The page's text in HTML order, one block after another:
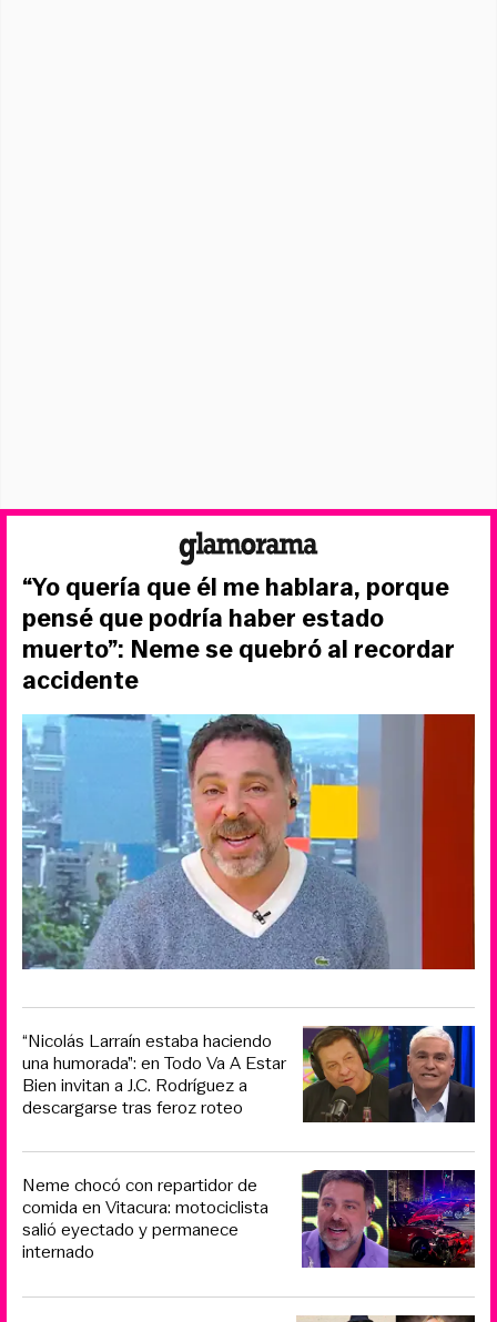
“Yo quería que él me hablara, porque
pensé que podría haber estado
muerto”: Neme se quebró al recordar
accidente
“Nicolás Larraín estaba haciendo
una humorada”: en Todo Va A Estar
Bien invitan a J.C. Rodríguez a
descargarse tras feroz roteo
Neme chocó con repartidor de
comida en Vitacura: motociclista
salió eyectado y permanece
internado